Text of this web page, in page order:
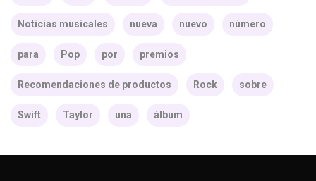
Noticias musicales nueva nuevo número
para Pop por premios
Recomendaciones de productos Rock sobre
Swift Taylor una álbum